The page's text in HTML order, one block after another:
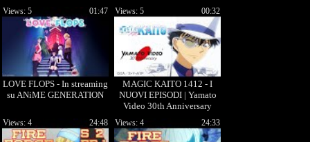
LOVE FLOPS - In streaming
su ANiME GENERATION
01:47
Views: 5
MAGIC KAITO 1412 - I
NUOVI EPISODI | Yamato
Video 30th Anniversary
00:32
Views: 5
24:48
Views: 4 24:33
Views: 4